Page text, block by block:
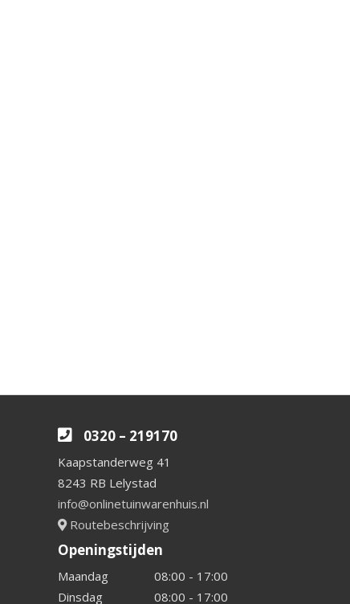
0320 – 219170
Kaapstanderweg 41
8243 RB Lelystad
info@onlinetuinwarenhuis.nl
Routebeschrijving
Openingstijden
Maandag
08:00 - 17:00
Dinsdag
08:00 - 17:00